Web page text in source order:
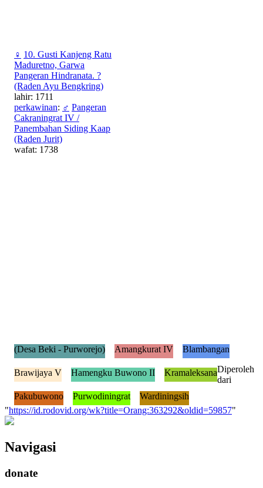
♀ 10. Gusti Kanjeng Ratu
Maduretno, Garwa
Pangeran Hindranata. ?
(Raden Ayu Bengkring)
lahir: 1711
perkawinan: ♂ Pangeran
Cakraningrat IV /
Panembahan Siding Kaap
(Raden Jurit)
wafat: 1738
(Desa Beki - Purworejo) Amangkurat IV Blambangan
Brawijaya V Hamengku Buwono II Kramaleksana
Pakubuwono Purwodiningrat Wardiningsih
Diperoleh
dari
"https://id.rodovid.org/wk?title=Orang:363292&oldid=59857"
Navigasi
donate